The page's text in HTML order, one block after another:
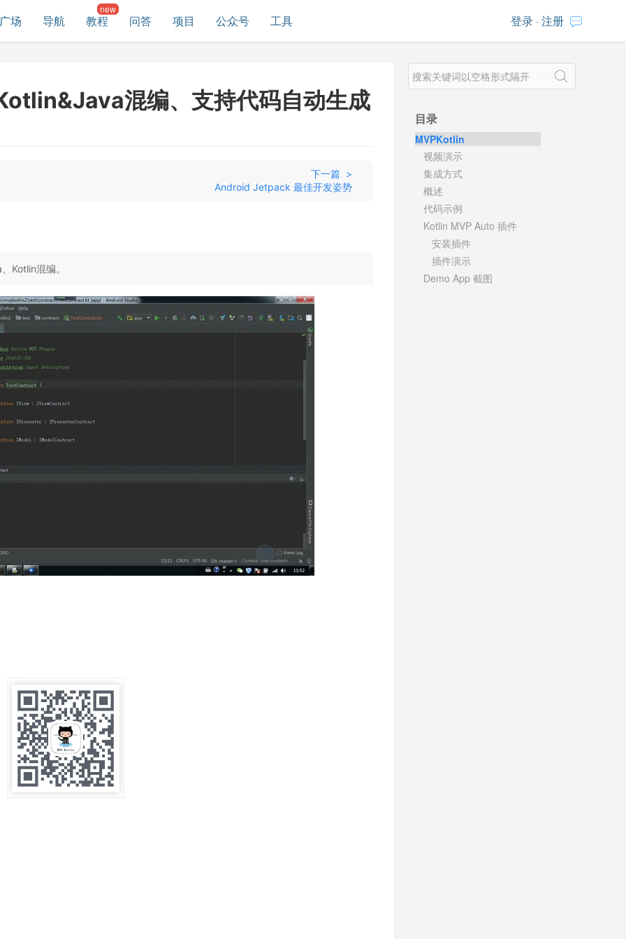
广场 导航 教程 问答 项目 公众号 工具 登录 · 注册
混编、支持代码自动生成
下一篇 >
Android Jetpack 最佳开发姿势
Kotlin混编。
目录
MVPKotlin
视频演示
集成方式
概述
代码示例
Kotlin MVP Auto 插件
安装插件
插件演示
Demo App 截图